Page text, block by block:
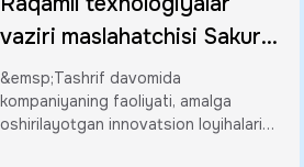
vaziri maslahatchisi Sakurai
Akihiro Revolution
Global'ning Xorazm
viloyatidagi ofisiga tashrif
&emsp;Tashrif davomida
kompaniyaning faoliyati, amalga
oshirilayotgan innovatsion loyihalari